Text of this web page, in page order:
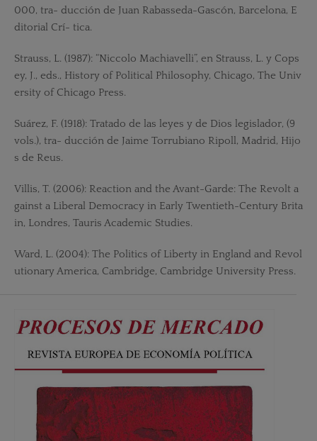
000, tra- ducción de Juan Rabasseda-Gascón, Barcelona, E
ditorial Crí- tica.
Strauss, L. (1987): “Niccolo Machiavelli”, en Strauss, L. y Cops
ey, J., eds., History of Political Philosophy, Chicago, The Univ
ersity of Chicago Press.
Suárez, F. (1918): Tratado de las leyes y de Dios legislador, (9
vols.), tra- ducción de Jaime Torrubiano Ripoll, Madrid, Hijo
s de Reus.
Villis, T. (2006): Reaction and the Avant-Garde: The Revolt a
gainst a Liberal Democracy in Early Twentieth-Century Brita
in, Londres, Tauris Academic Studies.
Ward, L. (2004): The Politics of Liberty in England and Revol
utionary America, Cambridge, Cambridge University Press.